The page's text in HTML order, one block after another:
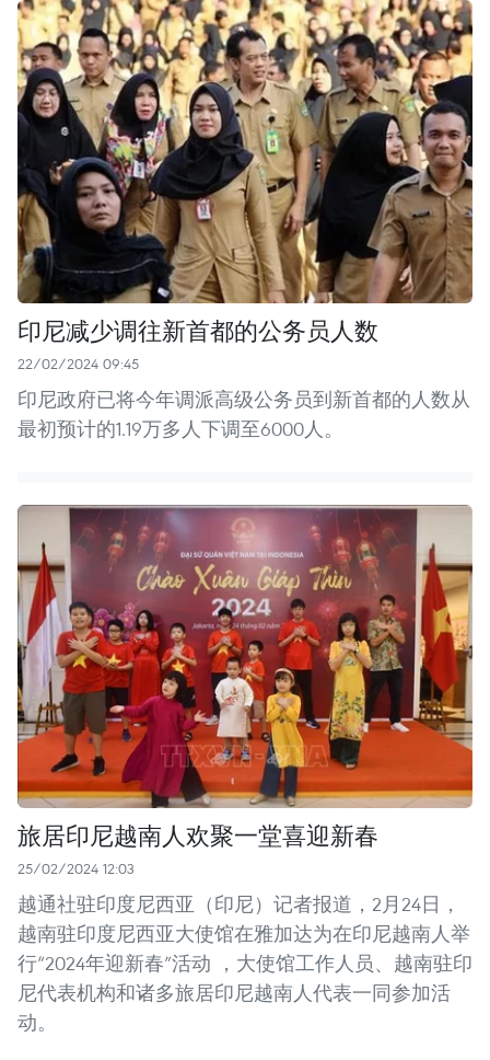
印尼减少调往新首都的公务员人数
22/02/2024 09:45
印尼政府已将今年调派高级公务员到新首都的人数从
最初预计的1.19万多人下调至6000人。
旅居印尼越南人欢聚一堂喜迎新春
25/02/2024 12:03
越通社驻印度尼西亚（印尼）记者报道，2月24日，
越南驻印度尼西亚大使馆在雅加达为在印尼越南人举
行“2024年迎新春”活动 ，大使馆工作人员、越南驻印
尼代表机构和诸多旅居印尼越南人代表一同参加活
动。